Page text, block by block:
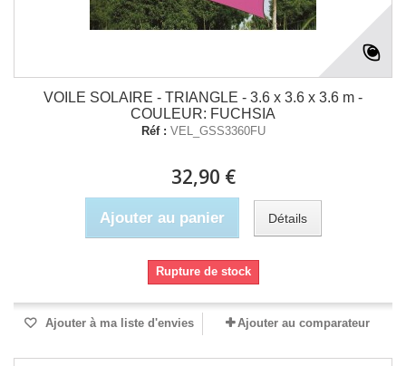
VOILE SOLAIRE - TRIANGLE - 3.6 x 3.6 x 3.6 m -
COULEUR: FUCHSIA
Réf : VEL_GSS3360FU
32,90 €
Ajouter au panier Détails
Rupture de stock
Ajouter à ma liste d'envies Ajouter au comparateur